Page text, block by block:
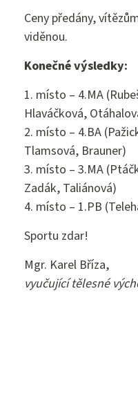
Ceny předány,
viděnou.
Konečné výsledky:
1. místo – 4.MA
Hlaváčková,
2. místo – 4.BA
Tlamsová, Brauner)
3. místo – 3.MA
Zadák, Taliánová)
4. místo – 1.PB
Sportu zdar!
Mgr. Karel Bříza,
vyučující tělesné